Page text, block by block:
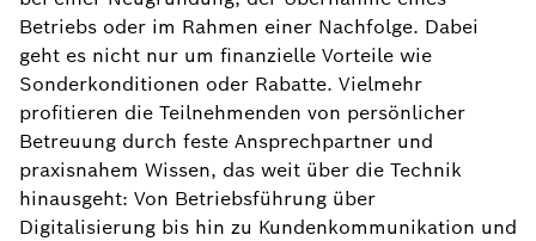
Betriebs oder im Rahmen einer Nachfolge. Dabei
geht es nicht nur um finanzielle Vorteile wie
Sonderkonditionen oder Rabatte. Vielmehr
profitieren die Teilnehmenden von persönlicher
Betreuung durch feste Ansprechpartner und
praxisnahem Wissen, das weit über die Technik
hinausgeht: Von Betriebsführung über
Digitalisierung bis hin zu Kundenkommunikation und